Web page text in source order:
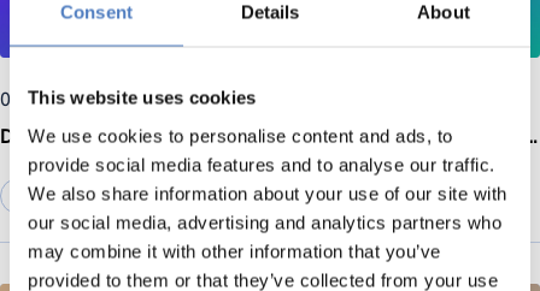
Consent Details About
This website uses cookies
We use cookies to personalise content and ads, to
provide social media features and to analyse our traffic.
We also share information about your use of our site with
our social media, advertising and analytics partners who
may combine it with other information that you’ve
provided to them or that they’ve collected from your use
05 Juni 2026
Das von der EU finanzierte Projekt PATTERN schließt mit großartigen Ergebnissen zur Förderung von Trainings im Bereich Open RRI und Open Science in ganz Europa ab
BILDUNG